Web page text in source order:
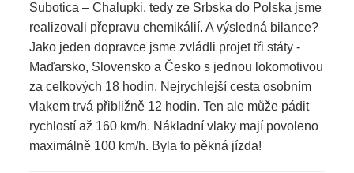
Subotica – Chalupki, tedy ze Srbska do Polska jsme
realizovali přepravu chemikálií. A výsledná bilance?
Jako jeden dopravce jsme zvládli projet tři státy -
Maďarsko, Slovensko a Česko s jednou lokomotivou
za celkových 18 hodin. Nejrychlejší cesta osobním
vlakem trvá přibližně 12 hodin. Ten ale může pádit
rychlostí až 160 km/h. Nákladní vlaky mají povoleno
maximálně 100 km/h. Byla to pěkná jízda!